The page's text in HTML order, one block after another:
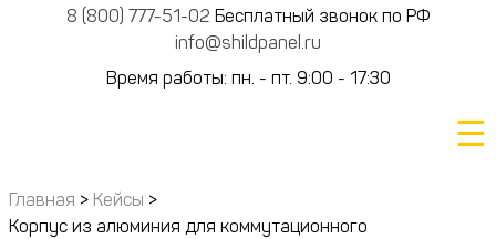
8 (800) 777-51-02 Бесплатный звонок по РФ
info@shildpanel.ru
Время работы: пн. - пт. 9:00 - 17:30
☰
Главная > Кейсы >
Корпус из алюминия для коммутационного